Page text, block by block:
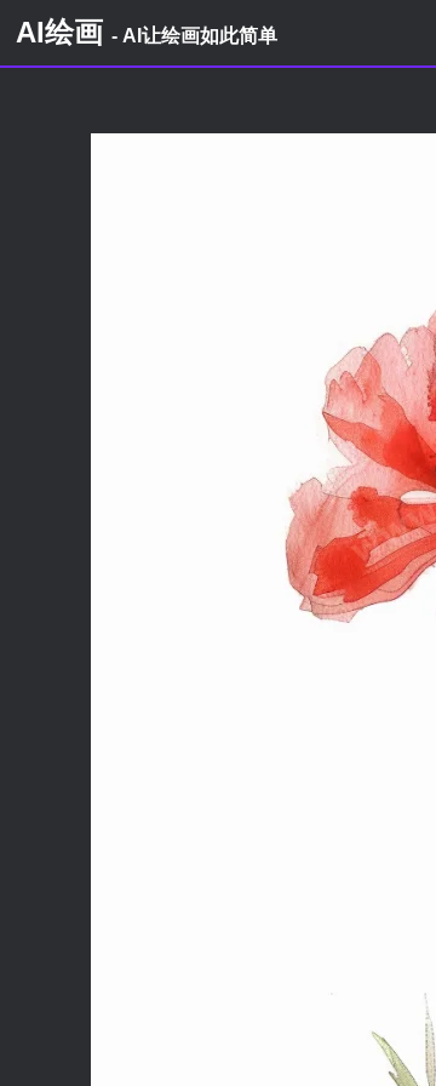
AI绘画 - AI让绘画如此简单